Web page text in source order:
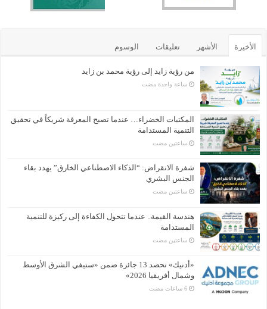
الأخيرة الأشهر تعليقات الوسوم
من رؤية زايد إلى رؤية محمد بن زايد
‏ساعة واحدة مضت
المكتبات الخضراء… عندما تصبح المعرفة شريكاً في تحقيق
التنمية المستدامة
‏ساعتين مضت
شفرة الانقراض: “الذكاء الاصطناعي الخارق” يهدد بقاء
الجنس البشري
‏ساعتين مضت
هندسة القيمة.. عندما تتحول الكفاءة إلى ركيزة للتنمية
المستدامة
‏ساعتين مضت
«أدنيك» تحصد 13 جائزة ضمن «ستيفي الشرق الأوسط
وشمال أفريقيا 2026»